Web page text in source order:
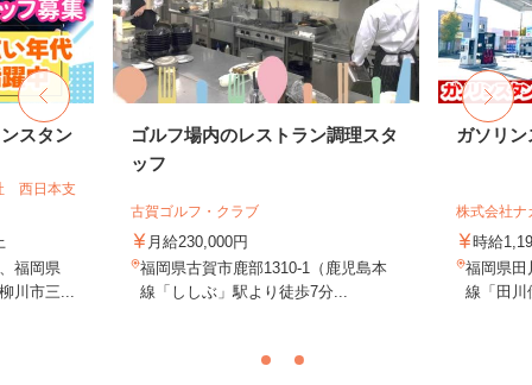
スタン
西日本支
福岡県
川市三...
ゴルフ場内のレストラン調理スタ
ッフ
古賀ゴルフ・クラブ
月給230,000円
福岡県古賀市鹿部1310-1（鹿児島本
線「ししぶ」駅より徒歩7分...
ガソリ
株式会社
時給
福岡県田
線「田川